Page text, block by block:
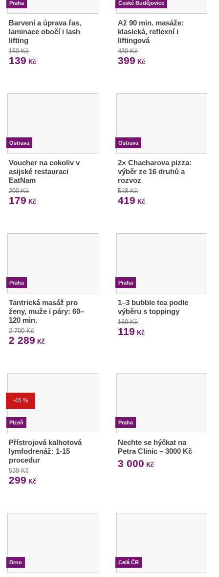
Praha
Barvení a úprava řas,
laminace obočí i lash
lifting
150 Kč
139 Kč
České Budějovice
Až 90 min. masáže:
klasická, reflexní i
liftingová
430 Kč
399 Kč
Ostrava
Voucher na cokoliv v
asijské restauraci
EatNam
200 Kč
179 Kč
Ostrava
2× Chacharova pizza:
výběr ze 16 druhů a
rozvoz
518 Kč
419 Kč
Praha
Tantrická masáž pro
ženy, muže i páry: 60–
120 min.
2 700 Kč
2 289 Kč
Praha
1–3 bubble tea podle
výběru s toppingy
169 Kč
119 Kč
-45 %
Plzeň
Přístrojová kalhotová
lymfodrenáž: 1-15
procedur
539 Kč
299 Kč
Praha
Nechte se hýčkat na
Petra Clinic – 3000 Kč
3 000 Kč
Brno Celá ČR